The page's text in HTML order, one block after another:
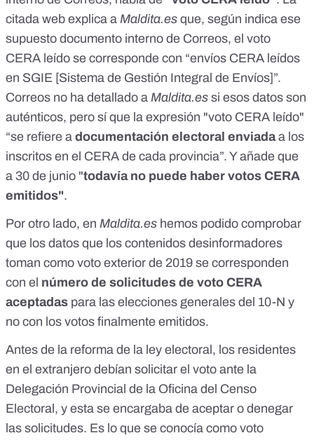
citada web explica a Maldita.es que, según indica ese
supuesto documento interno de Correos, el voto
CERA leído se corresponde con “envíos CERA leídos
en SGIE [Sistema de Gestión Integral de Envíos]”.
Correos no ha detallado a Maldita.es si esos datos son
auténticos, pero sí que la expresión "voto CERA leído"
“se refiere a documentación electoral enviadaa los
inscritos en el CERA de cada provincia”. Y añade que
a 30 de junio "todavía no puede haber votos CERA
emitidos".
Por otro lado, en Maldita.es hemos podido comprobar
que los datos que los contenidos desinformadores
toman como voto exterior de 2019 se corresponden
con el número de solicitudes de voto CERA
aceptadas para las elecciones generales del 10-N y
no con los votos finalmente emitidos.
Antes de la reforma de la ley electoral , los residentes
en el extranjero debían solicitar el voto ante la
Delegación Provincial de la Oficina del Censo
Electoral, y esta se encargaba de aceptar o denegar
las solicitudes. Es lo que se conocía como voto